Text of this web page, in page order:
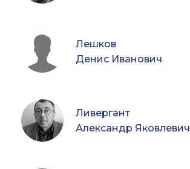
Лешков
Денис Иванович
Ливергант
Александр Яковлевич